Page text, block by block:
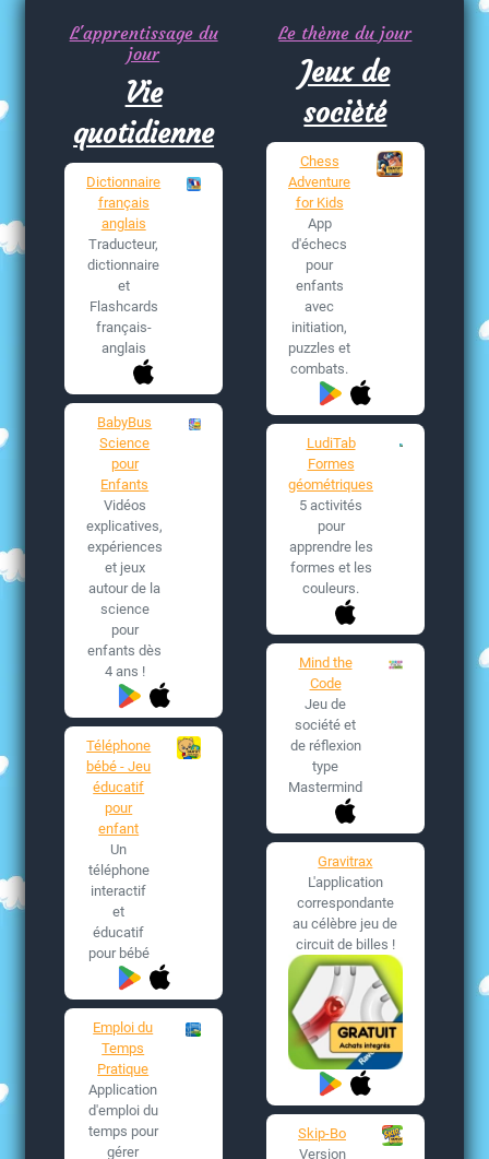
L'apprentissage du
jour
Vie
quotidienne
Dictionnaire
français
anglais
Traducteur,
dictionnaire
et
Flashcards
français-
anglais
BabyBus
Science
pour
Enfants
Vidéos
explicatives,
expériences
et jeux
autour de la
science
pour
enfants dès
4 ans !
Téléphone
bébé - Jeu
éducatif
pour
enfant
Un
téléphone
interactif
et
éducatif
pour bébé
Emploi du
Temps
Pratique
Application
d'emploi du
temps pour
gérer
Le thème du jour
Jeux de
socièté
Chess
Adventure
for Kids
App
d'échecs
pour
enfants
avec
initiation,
puzzles et
combats.
LudiTab
Formes
géométriques
5 activités
pour
apprendre les
formes et les
couleurs.
Mind the
Code
Jeu de
société et
de réflexion
type
Mastermind
Gravitrax
L'application
correspondante
au célèbre jeu de
circuit de billes !
Skip-Bo
Version